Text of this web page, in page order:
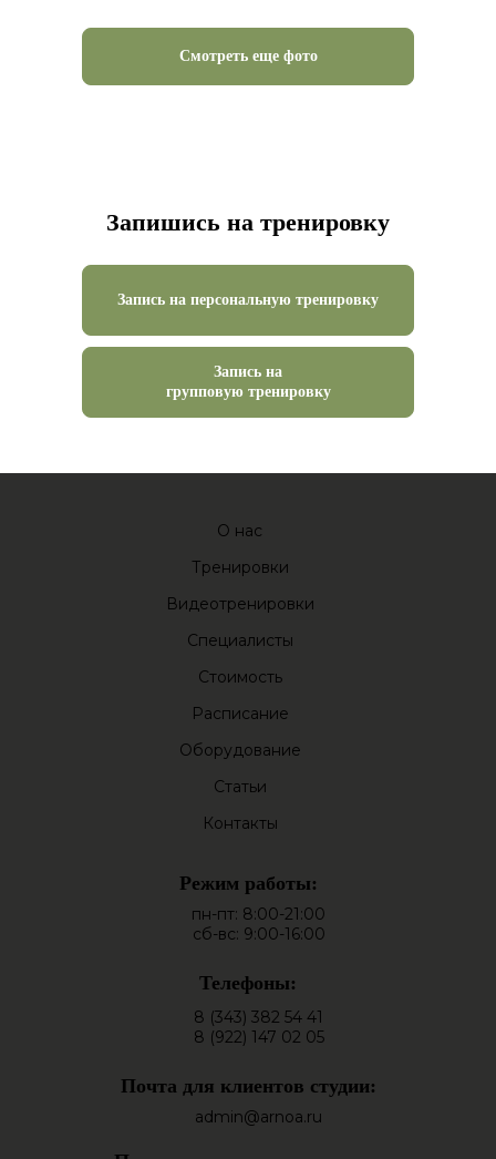
Смотреть еще фото
Запишись на тренировку
Запись на персональную тренировку
Запись на
групповую тренировку
О нас
Тренировки
Видеотренировки
Специалисты
Стоимость
Расписание
Оборудование
Статьи
Контакты
Режим работы:
пн-пт: 8:00-21:00
сб-вс: 9:00-16:00
Телефоны:
8 (343) 382 54 41
8 (922) 147 02 05
Почта для клиентов студии:
admin@arnoa.ru